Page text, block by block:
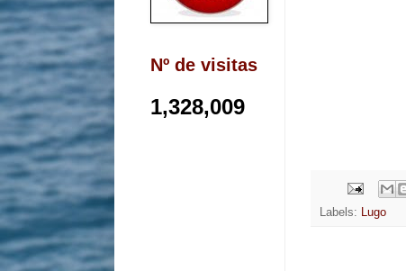
Labels: Lugo
Nº de visitas
1,328,009